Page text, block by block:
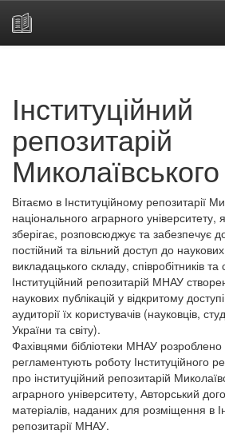
Інституційний
репозитарій
Вітаємо в Інституційному репозитарії
національного аграрного університету,
зберігає, розповсюджує та забезпечує
постійний та вільний доступ до
викладацького складу, співробітників та
Інституційний репозитарій МНАУ
наукових публікацій у відкритому
аудиторії їх користувачів (науковців,
України та світу).
Фахівцями бібліотеки МНАУ розроблено
регламентують роботу Інституційного
про інституційний репозитарій
аграрного університету, Авторський
матеріалів, наданих для розміщення в
репозитарії МНАУ.